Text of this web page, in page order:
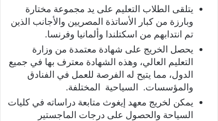
يتلقى الطلاب التعليم على يد مجموعة مختارة
وبارزة من كبار الأساتذة المصريين والأجانب الذين
تم انتدابهم من اسكتلندا وألمانيا وفرنسا.
يحصل الخريج على شهادة معتمدة من وزارة
التعليم العالي، وهذه الشهادة معترف بها في جميع
الدول، مما يتيح له الفرصة للعمل في الفنادق
والمؤسسات. السياحية المختلفة.
يمكن لخريج معهد إيغوث متابعة دراساته في كليات
السياحة والحصول على درجات الماجستير